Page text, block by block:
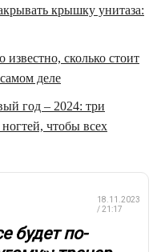
крышку унитаза:
сколько стоит
деле
год – 2024: три
чтобы всех
18.11.2023
/ 21:17
будет по-